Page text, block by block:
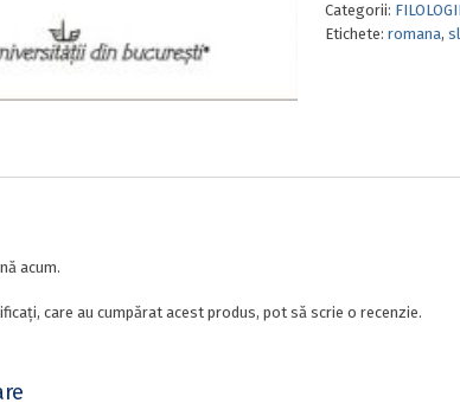
NOUĂ,
VOL.
Categorii:
Etichete: romana,
acum.
care au cumpărat acest produs, pot să scrie o recenzie.